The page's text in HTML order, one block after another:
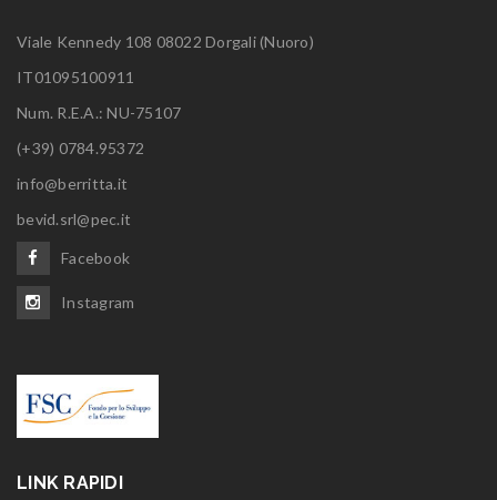
Viale Kennedy 108 08022 Dorgali (Nuoro)
IT01095100911
Num. R.E.A.: NU-75107
(+39) 0784.95372
info@berritta.it
bevid.srl@pec.it
Facebook
Instagram
LINK RAPIDI